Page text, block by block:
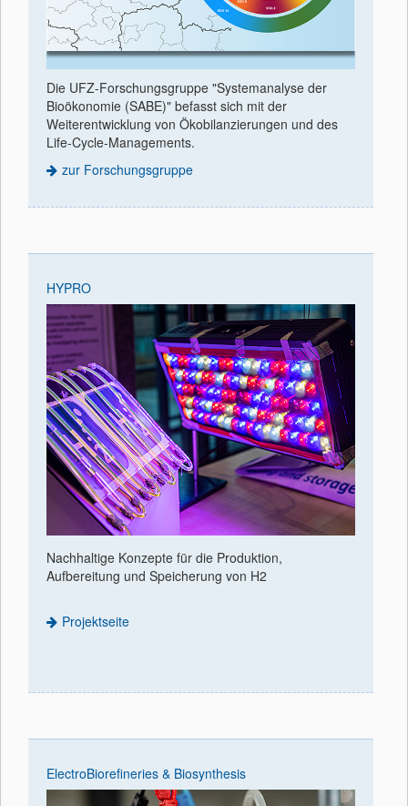
Die UFZ-Forschungsgruppe "Systemanalyse der
Bioökonomie (SABE)" befasst sich mit der
Weiterentwicklung von Ökobilanzierungen und des
Life-Cycle-Managements.
zur Forschungsgruppe
HYPRO
Nachhaltige Konzepte für die Produktion,
Aufbereitung und Speicherung von H2
Projektseite
ElectroBiorefineries & Biosynthesis